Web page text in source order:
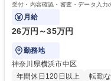
受付・内容確認・審査・データ入力
対応や書類発送等を担当します。
月給
26万円～35万円
勤務地
神奈川県横浜市中区
年間休日120日以上
転勤